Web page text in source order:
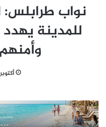
نواب طرابلس:
للمدينة
أكتوبر 14, 2022